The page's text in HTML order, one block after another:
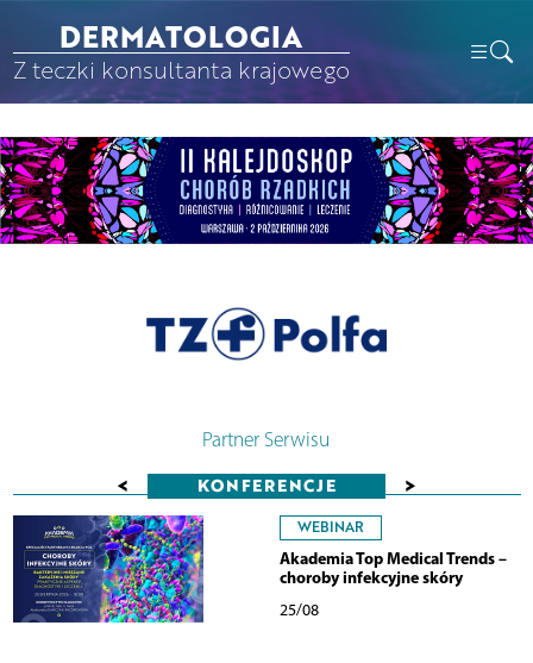
DERMATOLOGIA
Z teczki konsultanta krajowego
Partner Serwisu
< KONFERENCJE >
WEBINAR
Akademia Top Medical Trends –
choroby infekcyjne skóry
25/08